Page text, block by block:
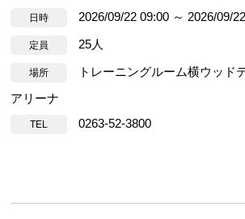
日時 2026/09/22 09:00 ～ 2026/09/
定員 25人
場所
トレーニングルーム横ウッ
アリーナ
TEL 0263-52-3800